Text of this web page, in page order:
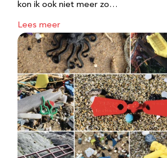
kon ik ook niet meer zo…
Lees meer